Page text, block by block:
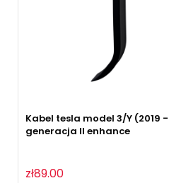
Kabel tesla model 3/Y (2019
generacja II enhance
zł89.00